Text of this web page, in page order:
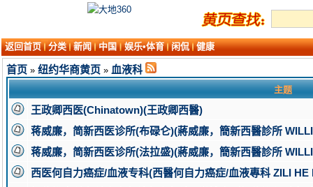
返回首页 分类 新闻 中国 娱乐•体育 闲侃 健康
首页 » 纽约华商黄页 » 血液科
主题
王政卿西医(Chinatown)(王政卿西醫)
蒋威廉，简新西医诊所(布碌仑)(蔣威廉，簡新西醫診所
蒋威廉，简新西医诊所(法拉盛)(蔣威廉，簡新西醫診所
西医何自力癌症/血液专科(西醫何自力癌症/血液專科 ZILI HE